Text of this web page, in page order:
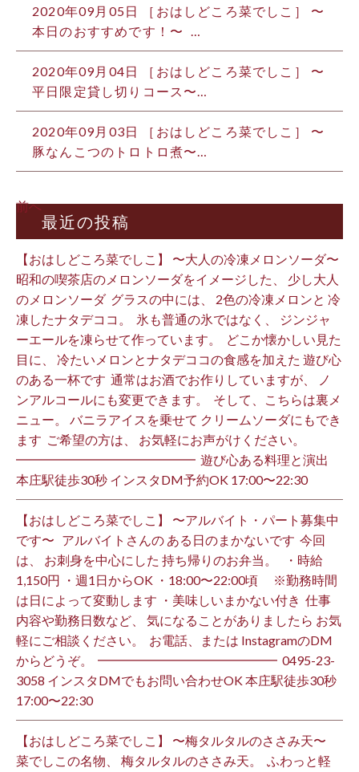
2020年09月05日 ［おはしどころ菜でしこ］ 〜
本日のおすすめです！〜 …
2020年09月04日 ［おはしどころ菜でしこ］ 〜
平日限定貸し切りコース️️〜 …
2020年09月03日 ［おはしどころ菜でしこ］ 〜
豚なんこつのトロトロ煮〜 …
前へ
最近の投稿
【おはしどころ菜でしこ】 〜大人の冷凍メロンソーダ〜 ⁡
昭和の喫茶店のメロンソーダをイメージした、 少し大人
のメロンソーダ ⁡ グラスの中には、 2色の冷凍メロンと 冷
凍したナタデココ。 ⁡ 氷も普通の氷ではなく、 ジンジャ
ーエールを凍らせて作っています。 ⁡ どこか懐かしい見た
目に、 冷たいメロンとナタデココの食感を加えた 遊び心
のある一杯です ⁡ 通常はお酒でお作りしていますが、 ノ
ンアルコールにも変更できます。 ⁡ そして、こちらは裏メ
ニュー。 バニラアイスを乗せて クリームソーダにもでき
ます ⁡ ご希望の方は、 お気軽にお声がけください。 ⁡
━━━━━━━━━━━━━━ ⁡ 遊び心ある料理と演出
本庄駅徒歩30秒 インスタDM予約OK 17:00〜22:30 ⁡
【おはしどころ菜でしこ】 〜アルバイト・パート募集中
です〜 ⁡ ⁡ アルバイトさんの ある日のまかないです ⁡ 今回
は、 お刺身を中心にした 持ち帰りのお弁当。 ⁡ ⁡ ・時給
1,150円 ・週1日からOK ・18:00〜22:00頃 ※勤務時間
は日によって変動します ・美味しいまかない付き ⁡ 仕事
内容や勤務日数など、 気になることがありましたら お気
軽にご相談ください。 ⁡ お電話、または InstagramのDM
からどうぞ。 ⁡ ━━━━━━━━━━━━━━ ⁡ ️0495-23-
3058 インスタDMでもお問い合わせOK 本庄駅徒歩30秒
17:00〜22:30 ⁡
【おはしどころ菜でしこ】 〜梅タルタルのささみ天〜 ⁡
菜でしこの名物、 梅タルタルのささみ天。 ⁡ ふわっと軽